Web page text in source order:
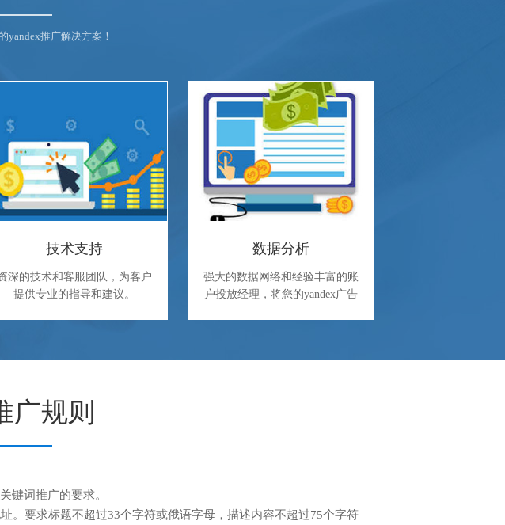
yandex推广解决方案！
技术支持
深的技术和客服团队，为客户
提供专业的指导和建议。
数据分析
强大的数据网络和经验丰富的账
户投放经理，将您的yandex广告
广规则
键词推广的要求。
。要求标题不超过33个字符或俄语字母，描述内容不超过75个字符